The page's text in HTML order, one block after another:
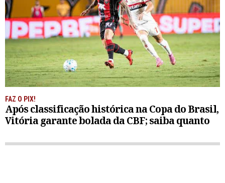
FAZ O PIX!
Após classificação histórica na Copa do Brasil,
Vitória garante bolada da CBF; saiba quanto